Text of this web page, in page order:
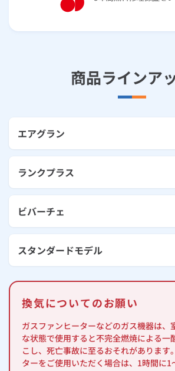
商品ラインア
エアグラン
ランクプラス
ビバーチェ
スタンダードモデル
換気についてのお願い
ガスファンヒーターなどのガス機器は、
な状態で使用すると不完全燃焼による一
こし、死亡事故に至るおそれがあります
ターをご使用いただく場合は、1時間に1